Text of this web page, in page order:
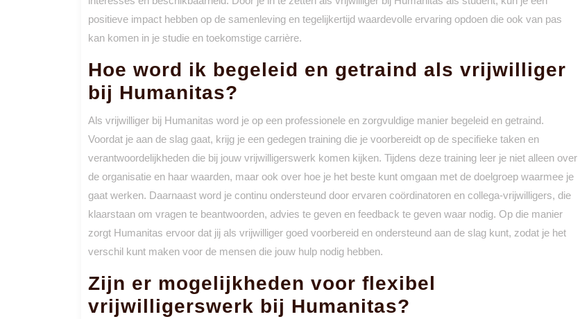
positieve impact hebben op de samenleving en tegelijkertijd waardevolle ervaring opdoen die ook van pas
kan komen in je studie en toekomstige carrière.
Hoe word ik begeleid en getraind als vrijwilliger
bij Humanitas?
Als vrijwilliger bij Humanitas word je op een professionele en zorgvuldige manier begeleid en getraind.
Voordat je aan de slag gaat, krijg je een gedegen training die je voorbereidt op de specifieke taken en
verantwoordelijkheden die bij jouw vrijwilligerswerk komen kijken. Tijdens deze training leer je niet alleen over
de organisatie en haar waarden, maar ook over hoe je het beste kunt omgaan met de doelgroep waarmee je
gaat werken. Daarnaast word je continu ondersteund door ervaren coördinatoren en collega-vrijwilligers, die
klaarstaan om vragen te beantwoorden, advies te geven en feedback te geven waar nodig. Op die manier
zorgt Humanitas ervoor dat jij als vrijwilliger goed voorbereid en ondersteund aan de slag kunt, zodat je het
verschil kunt maken voor de mensen die jouw hulp nodig hebben.
Zijn er mogelijkheden voor flexibel
vrijwilligerswerk bij Humanitas?